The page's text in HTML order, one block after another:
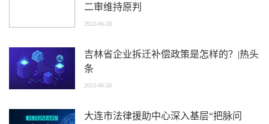
二审维持原判
2023-06-28
吉林省企业拆迁补偿政策是怎样的？|热头
条
2023-06-28
大连市法律援助中心深入基层“把脉问